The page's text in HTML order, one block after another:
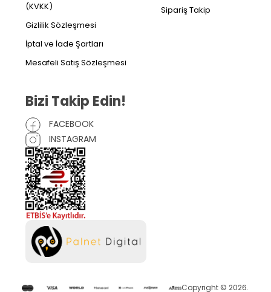
(KVKK)
Gizlilik Sözleşmesi
İptal ve İade Şartları
Mesafeli Satış Sözleşmesi
Sipariş Takip
Bizi Takip Edin!
FACEBOOK
INSTAGRAM
Copyright © 2026.